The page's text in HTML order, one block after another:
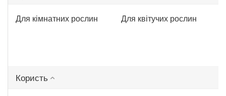
Для кімнатних рослин Для квітучих рослин
Користь